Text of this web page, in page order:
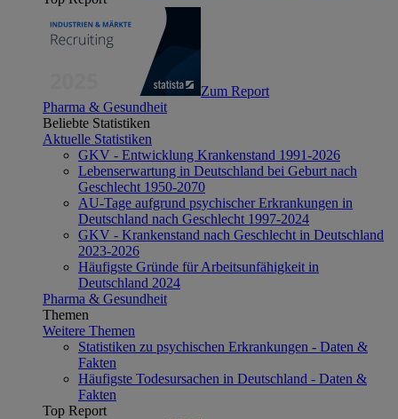
Zum Report
Pharma & Gesundheit
Beliebte Statistiken
Aktuelle Statistiken
GKV - Entwicklung Krankenstand 1991-2026
Lebenserwartung in Deutschland bei Geburt nach
Geschlecht 1950-2070
AU-Tage aufgrund psychischer Erkrankungen in
Deutschland nach Geschlecht 1997-2024
GKV - Krankenstand nach Geschlecht in Deutschland
2023-2026
Häufigste Gründe für Arbeitsunfähigkeit in
Deutschland 2024
Pharma & Gesundheit
Themen
Weitere Themen
Statistiken zu psychischen Erkrankungen - Daten &
Fakten
Häufigste Todesursachen in Deutschland - Daten &
Fakten
Top Report